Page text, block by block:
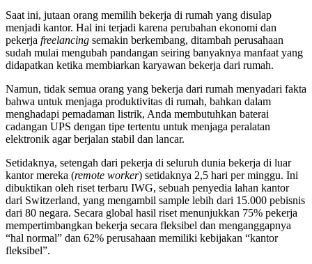
Saat ini, jutaan orang memilih bekerja di rumah yang disulap
menjadi kantor. Hal ini terjadi karena perubahan ekonomi dan
pekerja freelancing semakin berkembang, ditambah perusahaan
sudah mulai mengubah pandangan seiring banyaknya manfaat yang
didapatkan ketika membiarkan karyawan bekerja dari rumah.
Namun, tidak semua orang yang bekerja dari rumah menyadari fakta
bahwa untuk menjaga produktivitas di rumah, bahkan dalam
menghadapi pemadaman listrik, Anda membutuhkan baterai
cadangan UPS dengan tipe tertentu untuk menjaga peralatan
elektronik agar berjalan stabil dan lancar.
Setidaknya, setengah dari pekerja di seluruh dunia bekerja di luar
kantor mereka (remote worker) setidaknya 2,5 hari per minggu. Ini
dibuktikan oleh riset terbaru IWG, sebuah penyedia lahan kantor
dari Switzerland, yang mengambil sample lebih dari 15.000 pebisnis
dari 80 negara. Secara global hasil riset menunjukkan 75% pekerja
mempertimbangkan bekerja secara fleksibel dan menganggapnya
“hal normal” dan 62% perusahaan memiliki kebijakan “kantor
fleksibel”.